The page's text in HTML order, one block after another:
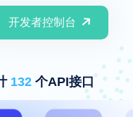
开发者控制台
132 个API接口